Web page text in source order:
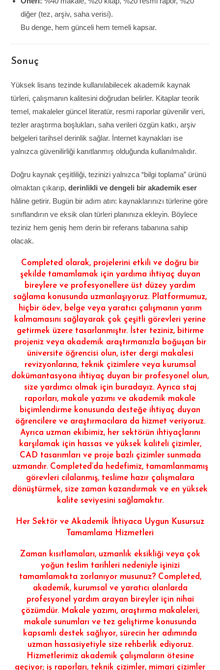
diğer (tez, arşiv, saha verisi).
Bu denge, hem günceli hem temeli kapsar.
Sonuç
Yüksek lisans tezinde kullanılabilecek akademik kaynak
türleri, çalışmanın kalitesini doğrudan belirler. Kitaplar teorik
temel, makaleler güncel literatür, resmi raporlar güvenilir veri,
tezler araştırma boşlukları, saha verileri özgün katkı, arşiv
belgeleri tarihsel derinlik sağlar. İnternet kaynakları ise
yalnızca güvenilirliği kanıtlanmış olduğunda kullanılmalıdır.
Doğru kaynak çeşitliliği, tezinizi yalnızca “bilgi toplama” ürünü
olmaktan çıkarıp,derinlikli ve dengeli bir akademik eser
hâline getirir. Bugün bir adım atın: kaynaklarınızı türlerine göre
sınıflandırın ve eksik olan türleri planınıza ekleyin. Böylece
teziniz hem geniş hem derin bir referans tabanına sahip
olacak.
Completed olarak, projelerini etkili ve doğru bir
şekilde tamamlamak için yardıma ihtiyaç duyan
bireylere ve profesyonellere üst düzey yardım
sağlama konusunda uzmanlaşıyoruz. Platformumuz,
hiçbir ödev, belge veya yaratıcı çalışmanın yarım
kalmamasını sağlayarak çok çeşitli görevleri yerine
getirmek üzere tasarlanmıştır. İster teziniz, bitirme
projeniz veya akademik araştırmanızla boğuşan bir
üniversite öğrencisi olun, ister dergi makalesi
revizyonlarına, teknik çizimlere veya kurumsal
dokümantasyona ihtiyaç duyan bir profesyonel olun,
size yardımcı olmak için buradayız. Ayrıca staj
raporları, makale yazımı ve akademik makale
biçimlendirme konusunda desteğe ihtiyaç duyan
öğrencilere ve araştırmacılara da hizmet veriyoruz.
Ayrıca uzman ekibimiz, her sektörün ihtiyaçlarını
karşılamak için hassas ve yüksek kaliteli çizimler,
CAD tasarımları ve proje bazlı çizimler sunmada
uzmandır. Completed’da hedefimiz, tamamlanmamış
görevleri cilalanmış, teslime hazır çalışmalara
dönüştürmek, size zaman kazandırmak ve en yüksek
kalite seviyesini sağlamaktır.
Her Sektör ve Akademik İhtiyaca Uygun Kusursuz
Tamamlama Hizmetleri
Zaman kısıtlamaları, uzmanlık eksikliği veya çok
yoğun teslim tarihleri ​​nedeniyle işinizi
tamamlamakta zorlanıyor musunuz? Completed,
akademik, kurumsal ve yaratıcı alanlarda
profesyonel yardım arayan bireyler için nihai
çözümdür. Makale yazımı, araştırma makaleleri,
makale sunumları ve tez geliştirme konusunda
kapsamlı destek sağlıyor, sürecin her adımında
uzman hassasiyetiyle size rehberlik ediyoruz.
Hizmetlerimiz akademik çalışmaların ötesine
geçiyor; iş raporları, teknik çizimler, mimari çizimler